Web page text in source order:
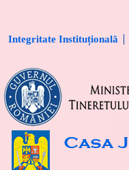
Integritate Instituțională